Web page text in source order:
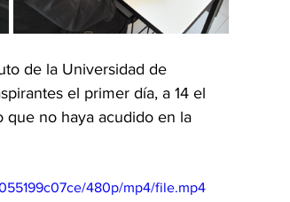
de la Universidad de
el primer día, a 14 el
que no haya acudido en la
480p/mp4/file.mp4